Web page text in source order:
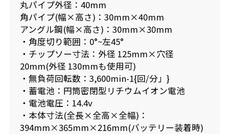
丸パイプ外径：40mm
角パイプ(幅×高さ)：30mm×40mm
アングル鋼(幅×高さ)：30mm×30mm
・角度切り範囲：0°~左45°
・チップソー寸法：外径 125mm×穴径
20mm(外径 130mmも使用可)
・無負荷回転数：3,600min-1{回/分」}
・蓄電池：円筒密閉型リチウムイオン電池
・電池電圧：14.4v
・本体寸法(全長×全高×全幅)：
394mm×365mm×216mm(バッテリー装着時)